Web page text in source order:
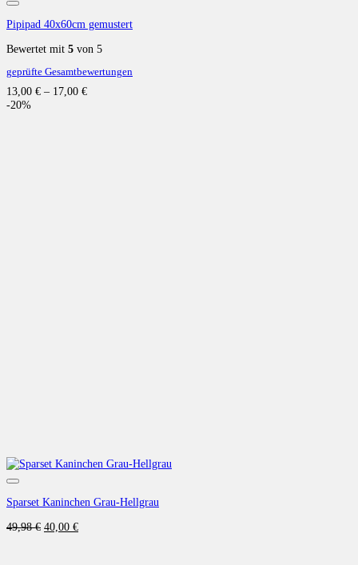
Pipipad 40x60cm gemustert
Bewertet mit 5 von 5
geprüfte Gesamtbewertungen
13,00 € – 17,00 €
-20%
Sparset Kaninchen Grau-Hellgrau
49,98€ Ursprünglicher
40,00 €Aktueller